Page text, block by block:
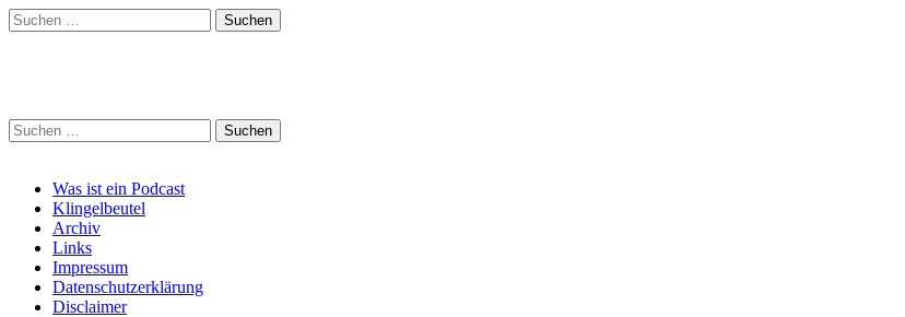
Suchen
nach:
Suchen
nach:
Main
menu
Skip
content
Was ist ein Podcast
Klingelbeutel
Archiv
Links
Impressum
Datenschutzerklärung
Disclaimer